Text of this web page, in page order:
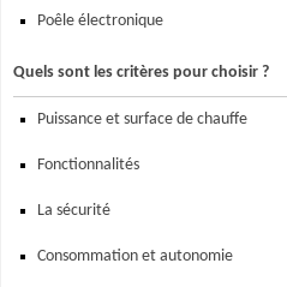
Poêle électronique
Quels sont les critères pour choisir ?
Puissance et surface de chauffe
Fonctionnalités
La sécurité
Consommation et autonomie